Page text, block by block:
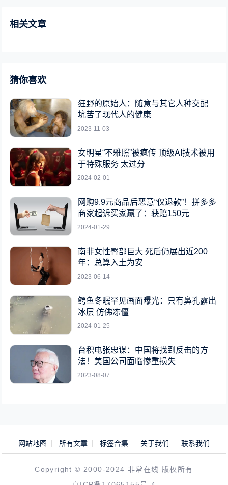
相关文章
猜你喜欢
狂野的原始人：随意与其它人种交配
坑苦了现代人的健康
2023-11-03
女明星“不雅照”被疯传 顶级AI技术被用
于特殊服务 太过分
2024-02-01
网购9.9元商品后恶意“仅退款”！拼多多
商家起诉买家赢了：获赔150元
2024-01-29
南非女性臀部巨大 死后仍展出近200
年：总算入土为安
2023-06-14
鳄鱼冬眠罕见画面曝光：只有鼻孔露出
冰层 仿佛冻僵
2024-01-25
台积电张忠谋：中国将找到反击的方
法！美国公司面临惨重损失
2023-08-07
网站地图 所有文章 标签合集 关于我们 联系我们
Copyright © 2000-2024 非常在线 版权所有